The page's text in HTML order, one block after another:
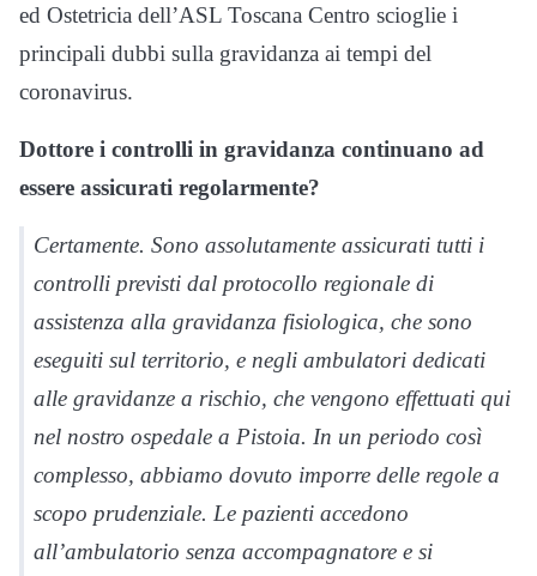
ed Ostetricia dell’ASL Toscana Centro scioglie i
principali dubbi sulla gravidanza ai tempi del
coronavirus.
Dottore i controlli in gravidanza continuano ad
essere assicurati regolarmente?
Certamente. Sono assolutamente assicurati tutti i
controlli previsti dal protocollo regionale di
assistenza alla gravidanza fisiologica, che sono
eseguiti sul territorio, e negli ambulatori dedicati
alle gravidanze a rischio, che vengono effettuati qui
nel nostro ospedale a Pistoia. In un periodo così
complesso, abbiamo dovuto imporre delle regole a
scopo prudenziale. Le pazienti accedono
all’ambulatorio senza accompagnatore e si